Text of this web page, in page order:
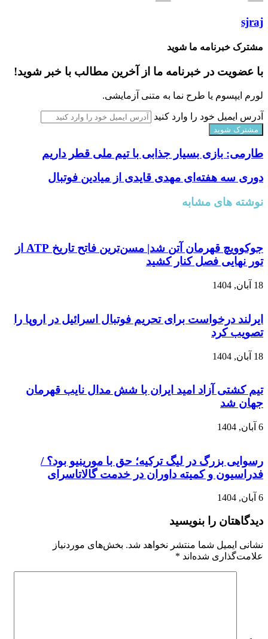
sjraj
مشترک خبرنامه ما شوید
با عضویت در خبرنامه ما از آخرین مطالب با خبر شوید!
لورم ایپسوم یا طرح‌ نما به متنی آزمایشی.
آدرس ایمیل خود را وارد کنید
طارمی: بازی بسیار جذابی با تیم ملی قطر داریم
دوری سه هفته‌ای مهدی قایدی از میادین فوتبال
نوشته های مشابه
جوکوویچ قهرمان آتن شد| مسن‌ترین فاتح تاریخ ATP از
تور نهایی فصل کنار کشید
18 آبان, 1404
ایرلند درخواست برای تحریم فوتبال اسرائیل در اروپا را
تصویب کرد
18 آبان, 1404
تیم کشتی آزاد امید ایران با شش مدال نایب قهرمان
جهان شد
6 آبان, 1404
رسوایی بزرگ در لیگ ترکیه؛ حق با مورینیو بود؟ /
فدراسیون و کمیته داوران در خدمت گالاتاسرای
6 آبان, 1404
دیدگاهتان را بنویسید
نشانی ایمیل شما منتشر نخواهد شد. بخش‌های موردنیاز
علامت‌گذاری شده‌اند *